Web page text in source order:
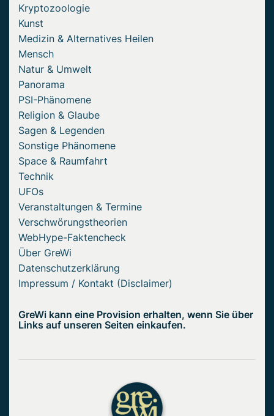
Kryptozoologie
Kunst
Medizin & Alternatives Heilen
Mensch
Natur & Umwelt
Panorama
PSI-Phänomene
Religion & Glaube
Sagen & Legenden
Sonstige Phänomene
Space & Raumfahrt
Technik
UFOs
Veranstaltungen & Termine
Verschwörungstheorien
WebHype-Faktencheck
Über GreWi
Datenschutzerklärung
Impressum / Kontakt (Disclaimer)
GreWi kann eine Provision erhalten, wenn Sie über
Links auf unseren Seiten einkaufen.